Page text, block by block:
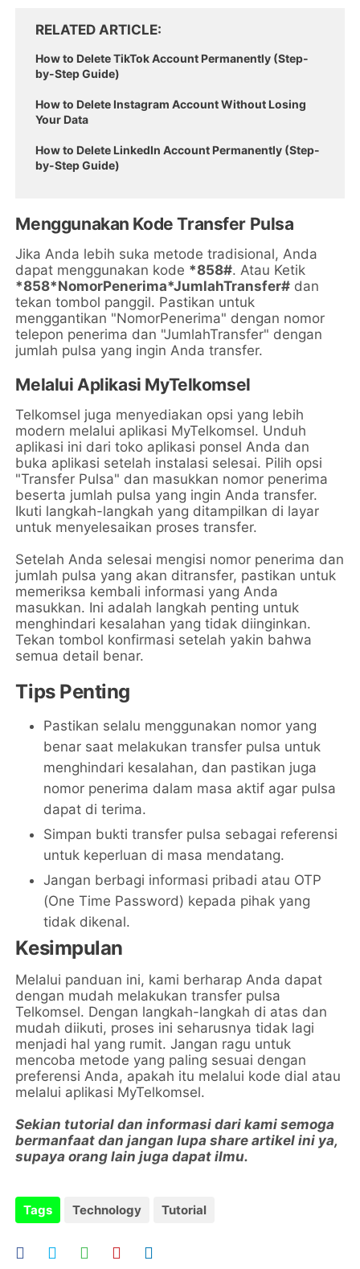
RELATED ARTICLE
How to Delete TikTok Account Permanently (Step-
by-Step Guide)
How to Delete Instagram Account Without Losing
Your Data
How to Delete LinkedIn Account Permanently (Step-
by-Step Guide)
Menggunakan Kode Transfer Pulsa
Jika Anda lebih suka metode tradisional, Anda
dapat menggunakan kode *858#. Atau Ketik
*858*NomorPenerima*JumlahTransfer# dan
tekan tombol panggil. Pastikan untuk
menggantikan "NomorPenerima" dengan nomor
telepon penerima dan "JumlahTransfer" dengan
jumlah pulsa yang ingin Anda transfer.
Melalui Aplikasi MyTelkomsel
Telkomsel juga menyediakan opsi yang lebih
modern melalui aplikasi MyTelkomsel. Unduh
aplikasi ini dari toko aplikasi ponsel Anda dan
buka aplikasi setelah instalasi selesai. Pilih opsi
"Transfer Pulsa" dan masukkan nomor penerima
beserta jumlah pulsa yang ingin Anda transfer.
Ikuti langkah-langkah yang ditampilkan di layar
untuk menyelesaikan proses transfer.
Setelah Anda selesai mengisi nomor penerima dan
jumlah pulsa yang akan ditransfer, pastikan untuk
memeriksa kembali informasi yang Anda
masukkan. Ini adalah langkah penting untuk
menghindari kesalahan yang tidak diinginkan.
Tekan tombol konfirmasi setelah yakin bahwa
semua detail benar.
Tips Penting
Pastikan selalu menggunakan nomor yang
benar saat melakukan transfer pulsa untuk
menghindari kesalahan, dan pastikan juga
nomor penerima dalam masa aktif agar pulsa
dapat di terima.
Simpan bukti transfer pulsa sebagai referensi
untuk keperluan di masa mendatang.
Jangan berbagi informasi pribadi atau OTP
(One Time Password) kepada pihak yang
tidak dikenal.
Kesimpulan
Melalui panduan ini, kami berharap Anda dapat
dengan mudah melakukan transfer pulsa
Telkomsel. Dengan langkah-langkah di atas dan
mudah diikuti, proses ini seharusnya tidak lagi
menjadi hal yang rumit. Jangan ragu untuk
mencoba metode yang paling sesuai dengan
preferensi Anda, apakah itu melalui kode dial atau
melalui aplikasi MyTelkomsel.
Sekian tutorial dan informasi dari kami semoga
bermanfaat dan jangan lupa share artikel ini ya,
supaya orang lain juga dapat ilmu.
Tags Technology Tutorial